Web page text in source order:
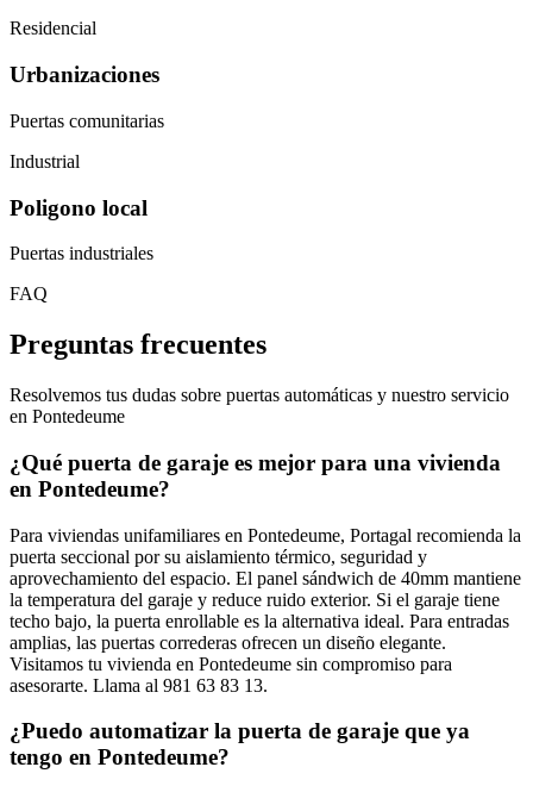
Residencial
Urbanizaciones
Puertas comunitarias
Industrial
Poligono local
Puertas industriales
FAQ
Preguntas frecuentes
Resolvemos tus dudas sobre puertas automáticas y nuestro servicio
en Pontedeume
¿Qué puerta de garaje es mejor para una vivienda
en Pontedeume?
Para viviendas unifamiliares en Pontedeume, Portagal recomienda la
puerta seccional por su aislamiento térmico, seguridad y
aprovechamiento del espacio. El panel sándwich de 40mm mantiene
la temperatura del garaje y reduce ruido exterior. Si el garaje tiene
techo bajo, la puerta enrollable es la alternativa ideal. Para entradas
amplias, las puertas correderas ofrecen un diseño elegante.
Visitamos tu vivienda en Pontedeume sin compromiso para
asesorarte. Llama al 981 63 83 13.
¿Puedo automatizar la puerta de garaje que ya
tengo en Pontedeume?